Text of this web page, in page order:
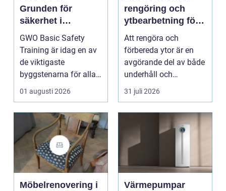
Grunden för
säkerhet i
vindkraftsbransch
en
GWO Basic Safety
Training är idag en av
de viktigaste
byggstenarna för alla
som vill arbet...
01 augusti 2026
rengöring och
ytbearbetning för
proffs och
hantverkare
Att rengöra och
förbereda ytor är en
avgörande del av både
underhåll och
renovering. Färg, rost,
smu...
31 juli 2026
Möbelrenovering i
Värmepumpar